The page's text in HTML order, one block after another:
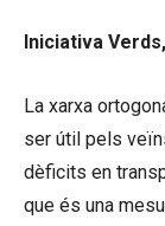
Iniciativa
La xarxa
ser útil pels
dèficits en
que és una